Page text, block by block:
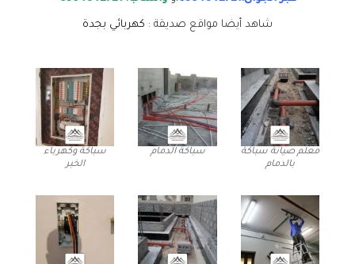
شاهد أيضا مواقع صديقة : كهربائي بجدة
معلم صيانة سباكة
بالدمام
سباكة الدمام
سباكة وكهرباء
الخبر